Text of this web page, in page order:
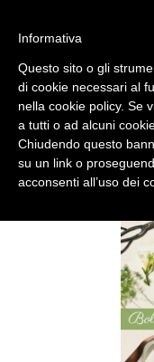
Il Blog
accetta l'uso dei
Fai clic
Google
OK
Informativa
Questo sito o gli
di cookie necessari al
nella cookie policy. Se
a tutti o ad alcuni
Chiudendo questo
su un link o
acconsenti all’uso dei